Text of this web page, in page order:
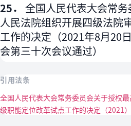
25． 全国人民代表大会常
人民法院组织开展四级法院
工作的决定（2021年8月20
会第三十次会议通过）
引用法条
全国人民代表大会常务委员会关于授权
级职能定位改革试点工作的决定（2021）